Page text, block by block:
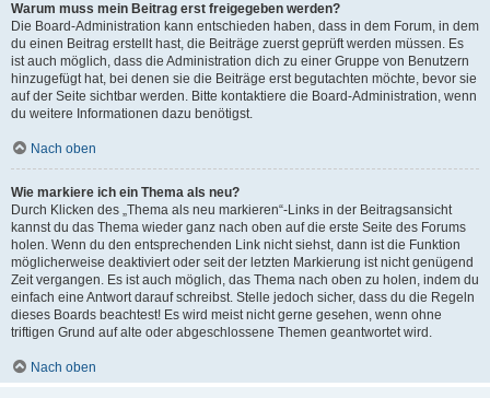
Warum muss mein Beitrag erst freigegeben werden?
Die Board-Administration kann entschieden haben, dass in dem Forum, in dem
du einen Beitrag erstellt hast, die Beiträge zuerst geprüft werden müssen. Es
ist auch möglich, dass die Administration dich zu einer Gruppe von Benutzern
hinzugefügt hat, bei denen sie die Beiträge erst begutachten möchte, bevor sie
auf der Seite sichtbar werden. Bitte kontaktiere die Board-Administration, wenn
du weitere Informationen dazu benötigst.
Nach oben
Wie markiere ich ein Thema als neu?
Durch Klicken des „Thema als neu markieren“-Links in der Beitragsansicht
kannst du das Thema wieder ganz nach oben auf die erste Seite des Forums
holen. Wenn du den entsprechenden Link nicht siehst, dann ist die Funktion
möglicherweise deaktiviert oder seit der letzten Markierung ist nicht genügend
Zeit vergangen. Es ist auch möglich, das Thema nach oben zu holen, indem du
einfach eine Antwort darauf schreibst. Stelle jedoch sicher, dass du die Regeln
dieses Boards beachtest! Es wird meist nicht gerne gesehen, wenn ohne
triftigen Grund auf alte oder abgeschlossene Themen geantwortet wird.
Nach oben